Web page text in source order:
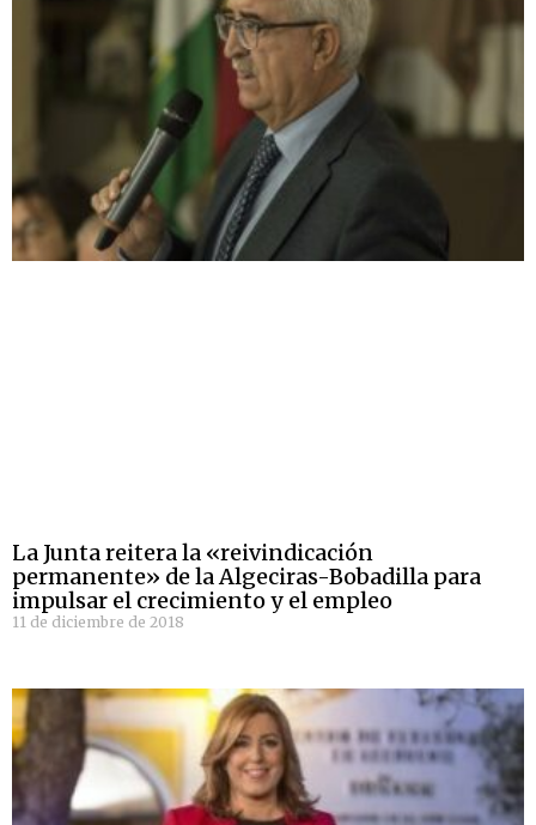
La Junta reitera la «reivindicación
permanente» de la Algeciras-Bobadilla para
impulsar el crecimiento y el empleo
11 de diciembre de 2018